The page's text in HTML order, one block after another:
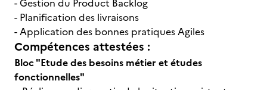
- Gestion du Product Backlog
- Planification des livraisons
- Application des bonnes pratiques Agiles
Compétences attestées :
Bloc "Etude des besoins métier et études
fonctionnelles"